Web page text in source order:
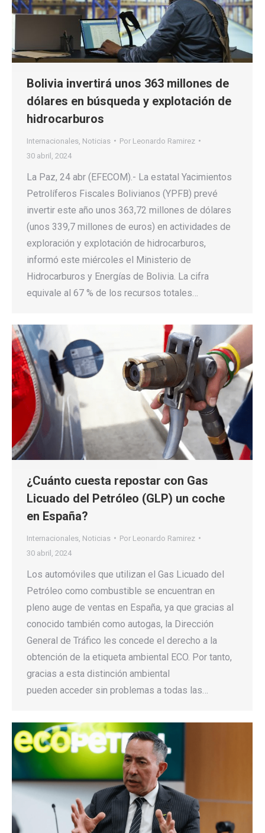
Bolivia invertirá unos 363 millones de
dólares en búsqueda y explotación de
hidrocarburos
Internacionales Noticias Por Leonardo Ramirez
30 abril, 2024
La Paz, 24 abr (EFECOM).- La estatal Yacimientos
Petrolíferos Fiscales Bolivianos (YPFB) prevé
invertir este año unos 363,72 millones de dólares
(unos 339,7 millones de euros) en actividades de
exploración y explotación de hidrocarburos,
informó este miércoles el Ministerio de
Hidrocarburos y Energías de Bolivia. La cifra
equivale al 67 % de los recursos totales…
¿Cuánto cuesta repostar con Gas
Licuado del Petróleo (GLP) un coche
en España?
Internacionales Noticias Por Leonardo Ramirez
30 abril, 2024
Los automóviles que utilizan el Gas Licuado del
Petróleo como combustible se encuentran en
pleno auge de ventas en España, ya que gracias al
conocido también como autogas, la Dirección
General de Tráfico les concede el derecho a la
obtención de la etiqueta ambiental ECO. Por tanto,
gracias a esta distinción ambiental
pueden acceder sin problemas a todas las…